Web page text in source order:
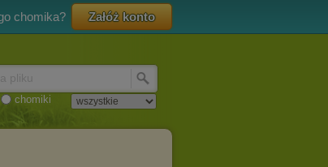
chomika? Załóż konto
chomiki